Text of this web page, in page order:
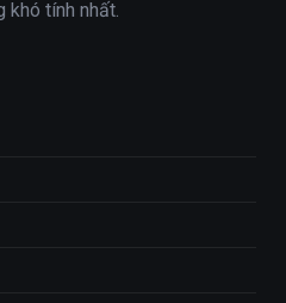
khó tính nhất.